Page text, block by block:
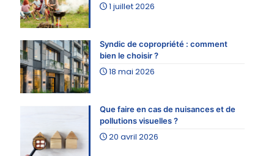
1 juillet 2026
Syndic de copropriété : comment
bien le choisir ?
18 mai 2026
Que faire en cas de nuisances et de
pollutions visuelles ?
20 avril 2026